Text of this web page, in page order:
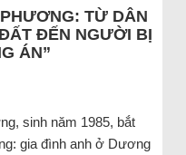
TỪ DÂN
ĐẾN NGƯỜI BỊ
ÁN”
sinh năm 1985, bắt
gia đình anh ở Dương